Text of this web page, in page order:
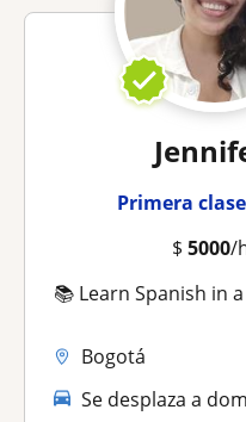
Primera
$5000/
📚 Learn Spanish in a fun
Bogotá
Se desplaza a